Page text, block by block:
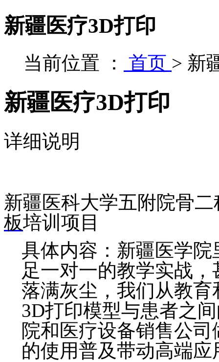
新疆医疗3D打印
当前位置 ： 首页 > 新
新疆医疗3D打印
详细说明
新疆医科大学五附院骨
板培训项目
具体内容：新疆医学
足一对一的教学实战
落满灰尘，我们从教
3D打印模型与患者之
院和医疗设备销售公
的使用普及带动高端应